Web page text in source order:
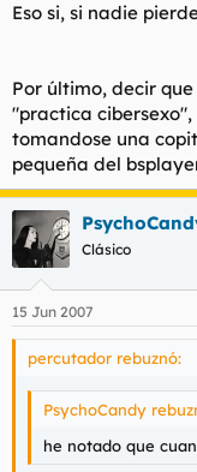
Eso si, si nadie
Por último, decir
"practica
tomandose una
pequeña del
Clásico
15 Jun 2007
percutador rebuznó:
PsychoCandy
he notado que